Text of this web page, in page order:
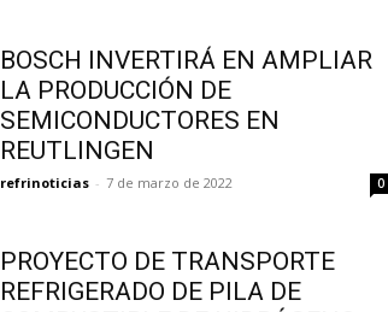
BOSCH INVERTIRÁ EN AMPLIAR
LA PRODUCCIÓN DE
SEMICONDUCTORES EN
REUTLINGEN
refrinoticias - 7 de marzo de 2022 0
PROYECTO DE TRANSPORTE
REFRIGERADO DE PILA DE